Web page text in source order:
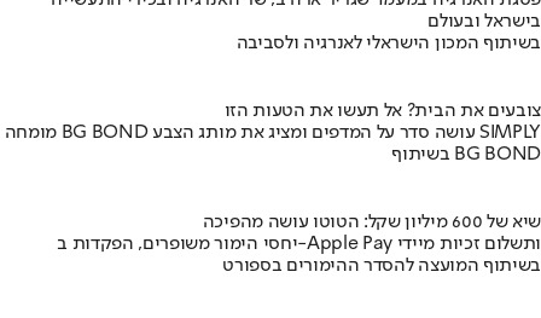
בישראל ובעולם
בשיתוף המכון הישראלי לאנרגיה ולסביבה
צובעים את הבית? אל תעשו את הטעות הזו
מומחה BG BOND עושה סדר על המדפים ומציג את מותג הצבע SIMPLY
בשיתוף BG BOND
שיא של 600 מיליון שקל: הטוטו עושה מהפיכה
יחסי הימור משופרים, הפקדות ב-Apple Pay ותשלום זכיות מיידי
בשיתוף המועצה להסדר ההימורים בספורט